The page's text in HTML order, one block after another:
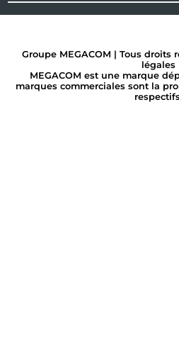
Groupe MEGACOM | Tous droits
légales
MEGACOM est une marque
marques commerciales sont la